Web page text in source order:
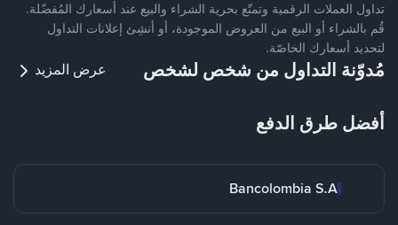
تداول العملات الرقمية وتمتّع بحرية الشراء والبيع عند أسعارك المُفضّلة.
قُم بالشراء أو البيع من العروض الموجودة، أو أنشِئ إعلانات التداول
لتحديد أسعارك الخاصّة.
مُدوّنة التداول من شخص لشخص عرض المزيد
أفضل طرق الدفع
Bancolombia S.A